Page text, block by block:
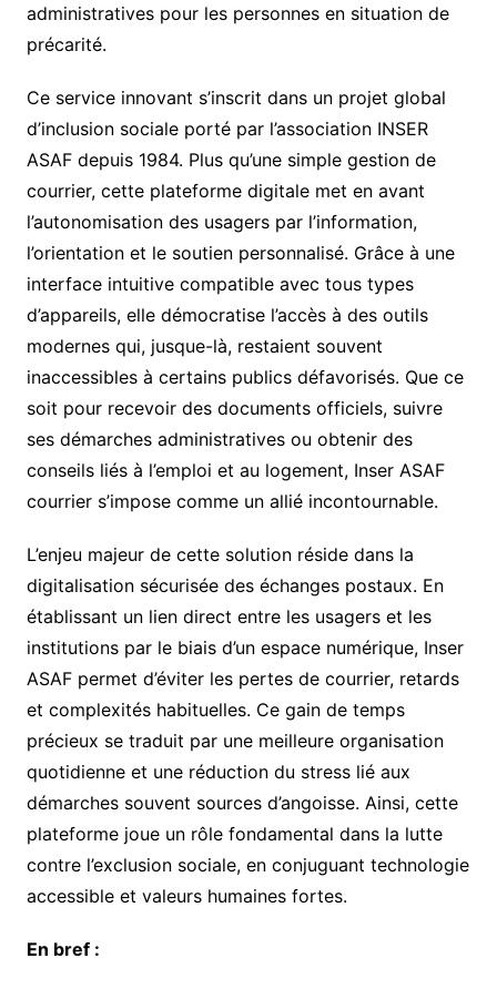
administratives pour les personnes en situation de
précarité.
Ce service innovant s’inscrit dans un projet global
d’inclusion sociale porté par l’association INSER
ASAF depuis 1984. Plus qu’une simple gestion de
courrier, cette plateforme digitale met en avant
l’autonomisation des usagers par l’information,
l’orientation et le soutien personnalisé. Grâce à une
interface intuitive compatible avec tous types
d’appareils, elle démocratise l’accès à des outils
modernes qui, jusque-là, restaient souvent
inaccessibles à certains publics défavorisés. Que ce
soit pour recevoir des documents officiels, suivre
ses démarches administratives ou obtenir des
conseils liés à l’emploi et au logement, Inser ASAF
courrier s’impose comme un allié incontournable.
L’enjeu majeur de cette solution réside dans la
digitalisation sécurisée des échanges postaux. En
établissant un lien direct entre les usagers et les
institutions par le biais d’un espace numérique, Inser
ASAF permet d’éviter les pertes de courrier, retards
et complexités habituelles. Ce gain de temps
précieux se traduit par une meilleure organisation
quotidienne et une réduction du stress lié aux
démarches souvent sources d’angoisse. Ainsi, cette
plateforme joue un rôle fondamental dans la lutte
contre l’exclusion sociale, en conjuguant technologie
accessible et valeurs humaines fortes.
En bref :